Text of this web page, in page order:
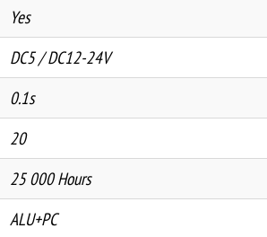
Yes
DC5 / DC12-24V
0.1s
20
25 000 Hours
ALU+PC